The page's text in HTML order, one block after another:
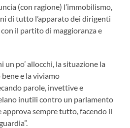
(con ragione) l’immobilismo,
di tutto l’apparato dei dirigenti
il partito di maggioranza e
po’ allocchi, la situazione la
e la viviamo
parole, invettive e
inutili contro un parlamento
approva sempre tutto, facendo il